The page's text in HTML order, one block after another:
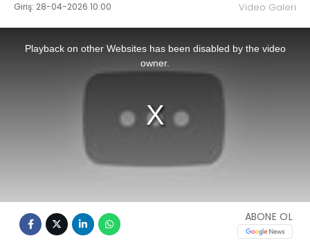
Giriş: 28-04-2026 10:00 Video Galeri
Playback on other Websites has been disabled by the video
owner.
ABONE OL